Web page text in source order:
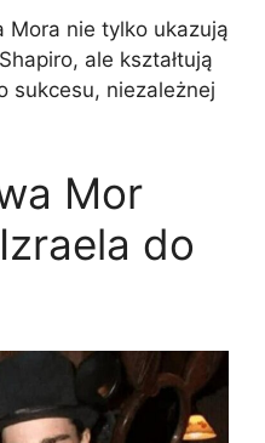
Mora nie tylko ukazują
ale kształtują
sukcesu, niezależnej
Mor
do